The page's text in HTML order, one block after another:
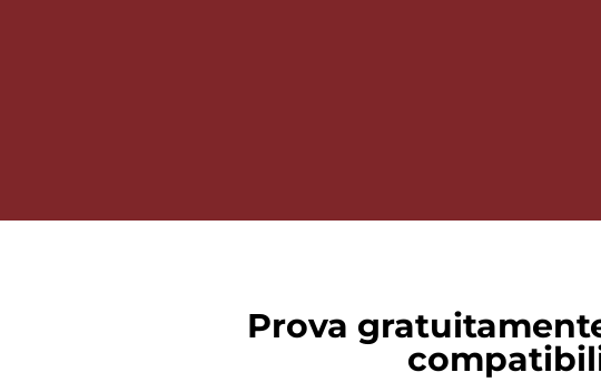
Prova